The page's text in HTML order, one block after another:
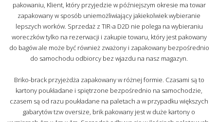
pakowaniu, Klient, który przyjedzie w późniejszym okresie ma towar
zapakowany w sposób uniemożliwiający jakiekolwiek wybieranie
lepszych worków. Sprzedaż z TIR-a D2D nie polega na wybieraniu
woreczków tylko na rezerwacji i zakupie towaru, który jest pakowany
do bagów ale może być również zważony i zapakowany bezpośrednio
do samochodu odbiorcy bez wjazdu na nasz magazyn.
Briko-brack przyjeżdża zapakowany w różnej formie. Czasami są to
kartony poukładane i spiętrzone bezpośrednio na samochodzie,
czasem są od razu poukładane na paletach a w przypadku większych
gabarytów tzw oversize, brik pakowany jest w duże kartony o